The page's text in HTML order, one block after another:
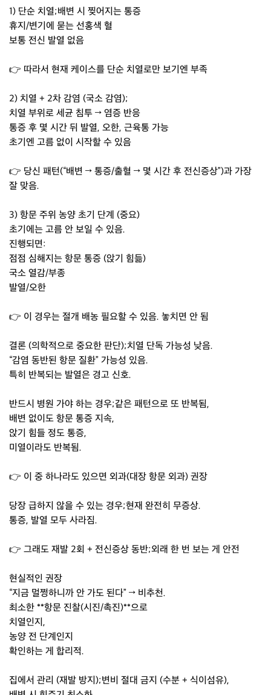
1) 단순 치열;배변 시 찢어지는 통증
휴지/변기에 묻는 선홍색 혈
보통 전신 발열 없음
👉 따라서 현재 케이스를 단순 치열로만 보기엔 부족
2) 치열 + 2차 감염 (국소 감염);
치열 부위로 세균 침투 → 염증 반응
통증 후 몇 시간 뒤 발열, 오한, 근육통 가능
초기엔 고름 없이 시작할 수 있음
👉 당신 패턴(“배변 → 통증/출혈 → 몇 시간 후 전신증상”)과 가장
잘 맞음.
3) 항문 주위 농양 초기 단계 (중요)
초기에는 고름 안 보일 수 있음.
진행되면:
점점 심해지는 항문 통증 (앉기 힘듦)
국소 열감/부종
발열/오한
👉 이 경우는 절개 배농 필요할 수 있음. 놓치면 안 됨
결론 (의학적으로 중요한 판단);치열 단독 가능성 낮음.
“감염 동반된 항문 질환” 가능성 있음.
특히 반복되는 발열은 경고 신호.
반드시 병원 가야 하는 경우;같은 패턴으로 또 반복됨,
배변 없이도 항문 통증 지속,
앉기 힘들 정도 통증,
미열이라도 반복됨.
👉 이 중 하나라도 있으면 외과(대장 항문 외과) 권장
당장 급하지 않을 수 있는 경우;현재 완전히 무증상.
통증, 발열 모두 사라짐.
👉 그래도 재발 2회 + 전신증상 동반;외래 한 번 보는 게 안전
현실적인 권장
“지금 멀쩡하니까 안 가도 된다” → 비추천.
최소한 **항문 진찰(시진/촉진)**으로
치열인지,
농양 전 단계인지
확인하는 게 합리적.
집에서 관리 (재발 방지);변비 절대 금지 (수분 + 식이섬유),